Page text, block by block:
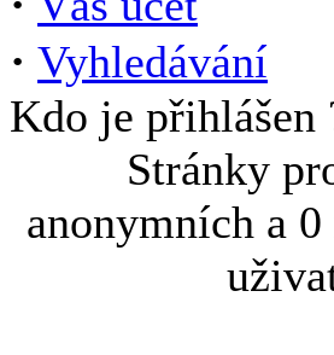
· Vyhledávání
Kdo je přihlášen
Stránky
anonymních a